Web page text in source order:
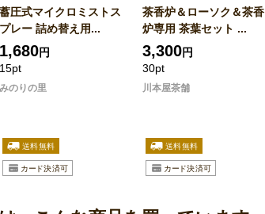
蓄圧式マイクロミストス
プレー 詰め替え用...
1,680円
15pt
みのりの里
茶香炉＆ローソク＆茶香
炉専用 茶葉セット ...
3,300円
30pt
川本屋茶舗